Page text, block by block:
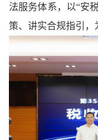
法服务体系，以“安
策、讲实合规指引，